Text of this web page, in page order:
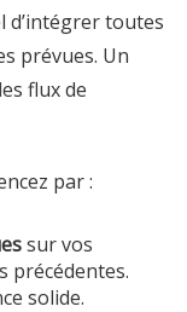
d’intégrer toutes
prévues. Un
flux de
par :
sur vos
précédentes.
solide.